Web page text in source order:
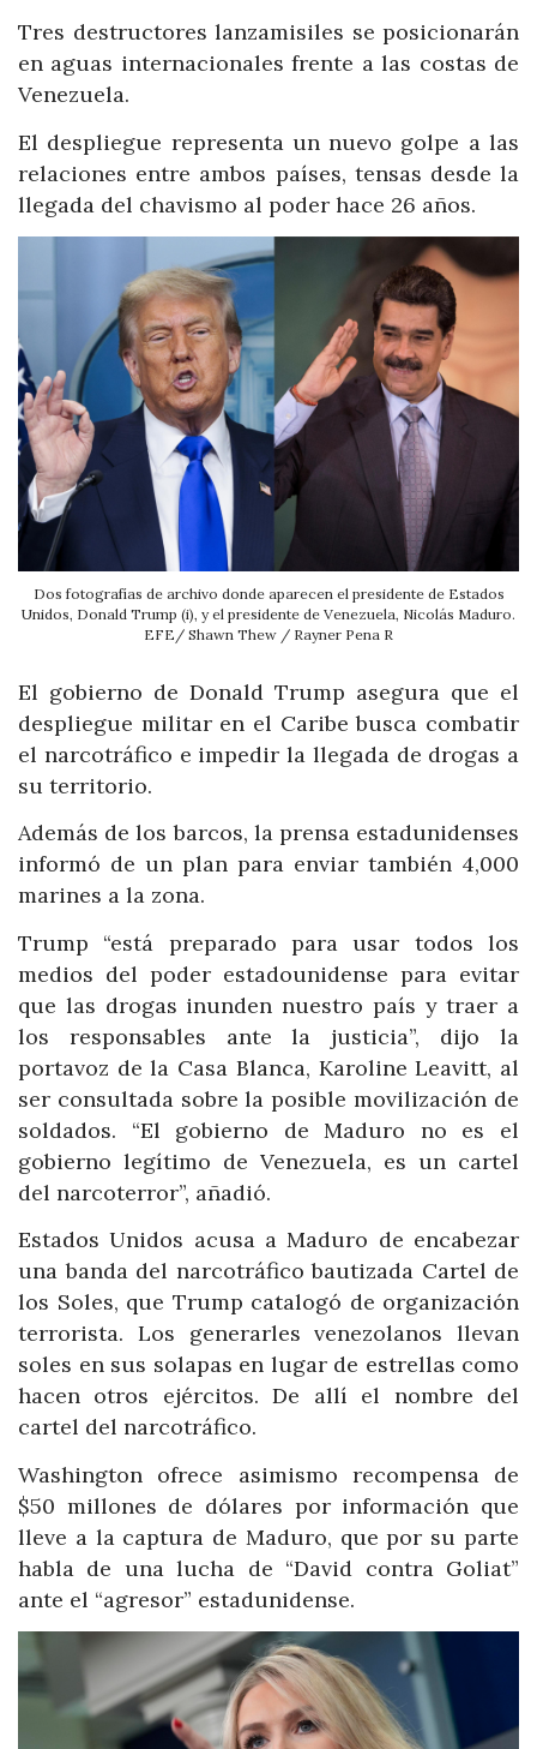
Tres destructores lanzamisiles se posicionarán
en aguas internacionales frente a las costas de
Venezuela.
El despliegue representa un nuevo golpe a las
relaciones entre ambos países, tensas desde la
llegada del chavismo al poder hace 26 años.
Dos fotografías de archivo donde aparecen el presidente de Estados
Unidos, Donald Trump (i), y el presidente de Venezuela, Nicolás Maduro.
EFE/ Shawn Thew / Rayner Pena R
El gobierno de Donald Trump asegura que el
despliegue militar en el Caribe busca combatir
el narcotráfico e impedir la llegada de drogas a
su territorio.
Además de los barcos, la prensa estadunidenses
informó de un plan para enviar también 4,000
marines a la zona.
Trump “está preparado para usar todos los
medios del poder estadounidense para evitar
que las drogas inunden nuestro país y traer a
los responsables ante la justicia”, dijo la
portavoz de la Casa Blanca, Karoline Leavitt, al
ser consultada sobre la posible movilización de
soldados. “El gobierno de Maduro no es el
gobierno legítimo de Venezuela, es un cartel
del narcoterror”, añadió.
Estados Unidos acusa a Maduro de encabezar
una banda del narcotráfico bautizada Cartel de
los Soles, que Trump catalogó de organización
terrorista. Los generarles venezolanos llevan
soles en sus solapas en lugar de estrellas como
hacen otros ejércitos. De allí el nombre del
cartel del narcotráfico.
Washington ofrece asimismo recompensa de
$50 millones de dólares por información que
lleve a la captura de Maduro, que por su parte
habla de una lucha de “David contra Goliat”
ante el “agresor” estadunidense.